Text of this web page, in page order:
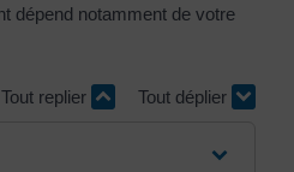
dépend notamment de votre
Tout replier Tout déplier